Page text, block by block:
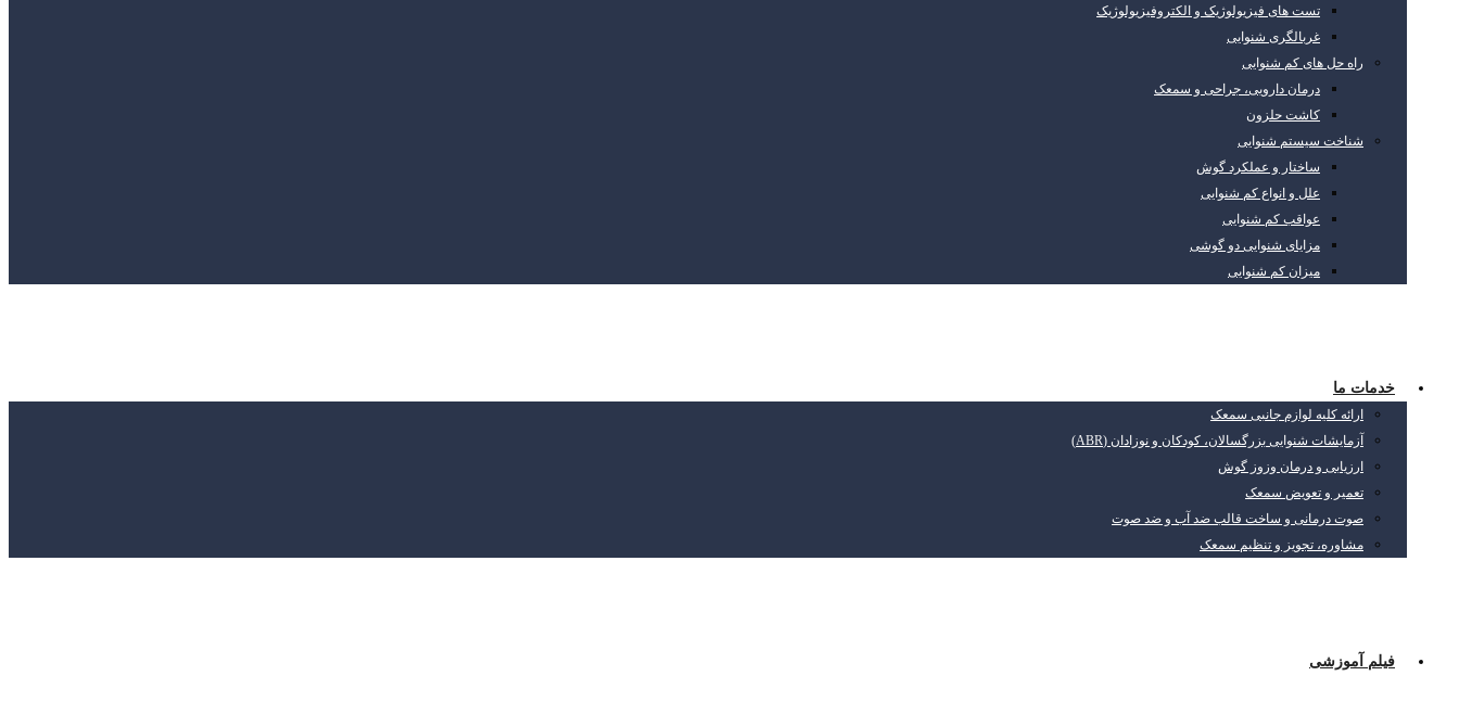
تست های فیزیولوژیک و الکتروفیزیولوژیک
غربالگری شنوایی
راه حل های کم شنوایی
درمان دارویی، جراحی و سمعک
کاشت حلزون
شناخت سیستم شنوایی
ساختار و عملکرد گوش
علل و انواع کم شنوایی
عواقب کم شنوایی
مزایای شنوایی دو گوشی
میزان کم شنوایی
خدمات ما
ارائه کلیه لوازم جانبی سمعک
آزمایشات شنوایی بزرگسالان، کودکان و نوزادان (ABR)
ارزیابی و درمان وزوز گوش
تعمیر و تعویض سمعک
صوت درمانی و ساخت قالب ضد آب و ضد صوت
مشاوره، تجویز و تنظیم سمعک
فیلم آموزشی